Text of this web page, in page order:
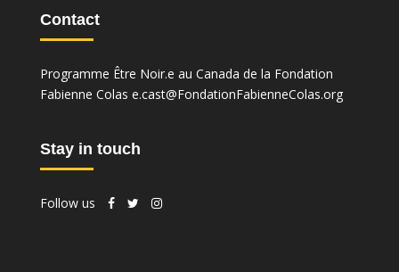
Contact
Programme Être Noir.e au Canada de la Fondation
Fabienne Colas e.cast@FondationFabienneColas.org
Stay in touch
Follow us